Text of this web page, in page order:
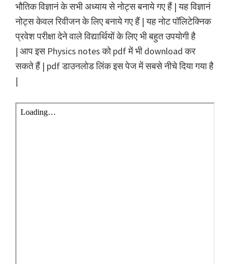
भौतिक विज्ञानं के सभी अध्याय से नोट्स बनाये गए हैं | यह विज्ञानं
नोट्स केवल रिवीजन के लिए बनाये गए हैं | यह नोट पॉलिटेक्निक
प्रवेश परीक्षा देने वाले विद्यार्थियों के लिए भी बहुत उपयोगी है
| आप इस Physics notes को pdf में भी download कर
सकते हैं | pdf डाउनलोड लिंक इस पेज में सबसे नीचे दिया गया है
|